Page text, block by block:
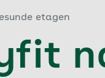
etagen